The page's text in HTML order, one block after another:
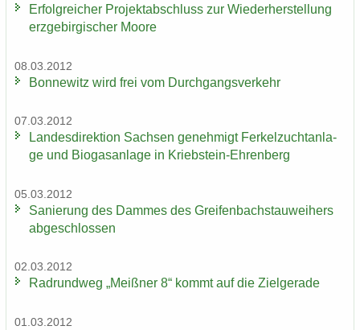
Er­folg­rei­cher Pro­jekt­ab­schluss zur Wie­der­her­stel­lung
erz­ge­bir­gi­scher Moore
08.03.2012
Bon­ne­witz wird frei vom Durch­gangs­ver­kehr
07.03.2012
Lan­des­di­rek­ti­on Sach­sen ge­neh­migt Fer­kel­zucht­an­la­
ge und Bio­gas­an­la­ge in Kriebstein-​Ehrenberg
05.03.2012
Sa­nie­rung des Dam­mes des Grei­fen­bach­stau­wei­hers
ab­ge­schlos­sen
02.03.2012
Rad­rund­weg „Meiß­ner 8“ kommt auf die Ziel­ge­ra­de
01.03.2012